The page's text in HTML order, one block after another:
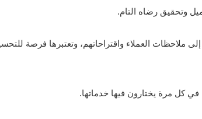
وتحقيق رضاه التام.
ملاحظات العملاء واقتراحاتهم، وتعتبرها فرصة
كل مرة يختارون فيها خدماتها.